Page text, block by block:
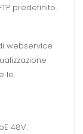
predefinito.
webservice
le
48V.